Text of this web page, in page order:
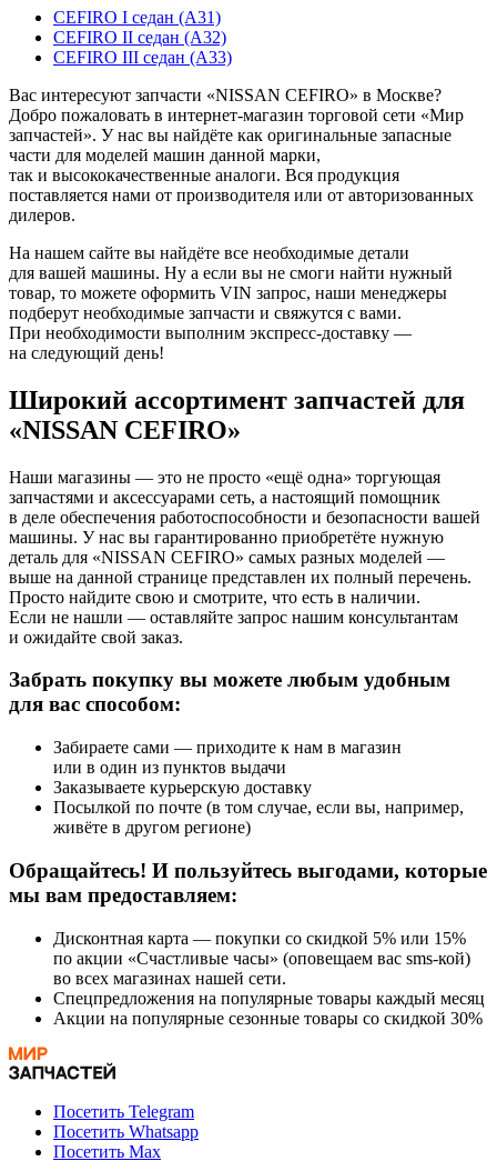
CEFIRO I седан (A31)
CEFIRO II седан (A32)
CEFIRO III седан (A33)
Вас интересуют запчасти «NISSAN CEFIRO» в Москве?
Добро пожаловать в интернет-магазин торговой сети «Мир
запчастей». У нас вы найдёте как оригинальные запасные
части для моделей машин данной марки,
так и высококачественные аналоги. Вся продукция
поставляется нами от производителя или от авторизованных
дилеров.
На нашем сайте вы найдёте все необходимые детали
для вашей машины. Ну а если вы не смоги найти нужный
товар, то можете оформить VIN запрос, наши менеджеры
подберут необходимые запчасти и свяжутся с вами.
При необходимости выполним экспресс-доставку —
на следующий день!
Широкий ассортимент запчастей для
«NISSAN CEFIRO»
Наши магазины — это не просто «ещё одна» торгующая
запчастями и аксессуарами сеть, а настоящий помощник
в деле обеспечения работоспособности и безопасности вашей
машины. У нас вы гарантированно приобретёте нужную
деталь для «NISSAN CEFIRO» самых разных моделей —
выше на данной странице представлен их полный перечень.
Просто найдите свою и смотрите, что есть в наличии.
Если не нашли — оставляйте запрос нашим консультантам
и ожидайте свой заказ.
Забрать покупку вы можете любым удобным
для вас способом:
Забираете сами — приходите к нам в магазин
или в один из пунктов выдачи
Заказываете курьерскую доставку
Посылкой по почте (в том случае, если вы, например,
живёте в другом регионе)
Обращайтесь! И пользуйтесь выгодами, которые
мы вам предоставляем:
Дисконтная карта — покупки со скидкой 5% или 15%
по акции «Счастливые часы» (оповещаем вас sms-кой)
во всех магазинах нашей сети.
Спецпредложения на популярные товары каждый месяц
Акции на популярные сезонные товары со скидкой 30%
Посетить Telegram
Посетить Whatsapp
Посетить Max